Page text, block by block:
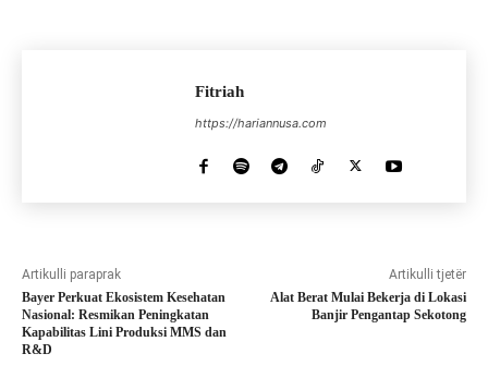
Fitriah
https://hariannusa.com
Artikulli paraprak
Bayer Perkuat Ekosistem Kesehatan
Nasional: Resmikan Peningkatan
Kapabilitas Lini Produksi MMS dan
R&D
Artikulli tjetër
Alat Berat Mulai Bekerja di Lokasi
Banjir Pengantap Sekotong